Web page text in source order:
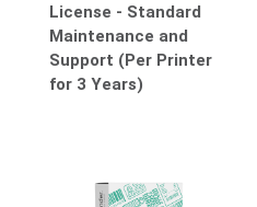
License - Standard
Maintenance and
Support (Per Printer
for 3 Years)